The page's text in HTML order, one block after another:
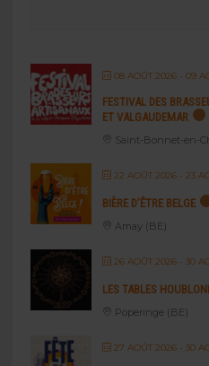
08 AOÛT 2026- 09
FESTIVAL DES
ET VALGAUDEMAR
Saint-Bonnet-en-
22 AOÛT 2026- 23
BIÈRE D’ÊTRE BELGE
Amay (BE)
26 AOÛT 2026- 30
LES TABLES
Poperinge (BE)
27 AOÛT 2026- 30